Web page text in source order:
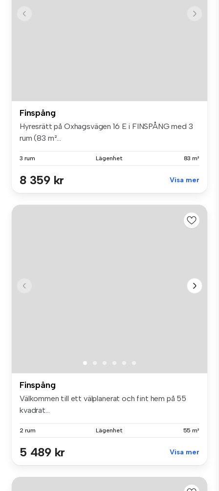
Finspång
Hyresrätt på Oxhagsvägen 16 E i FINSPÅNG med 3
rum (83 m²...
3 rum Lägenhet 83 m²
8 359 kr Visa mer
Finspång
Välkommen till ett välplanerat och fint hem på 55
kvadrat...
2 rum Lägenhet 55 m²
5 489 kr Visa mer